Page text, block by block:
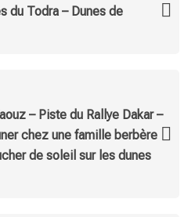
du Todra – Dunes de
– Piste du Rallye Dakar –
chez une famille berbère
de soleil sur les dunes